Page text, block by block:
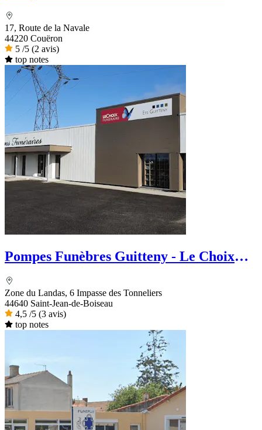
17, Route de la Navale
44220 Couëron
5 /5 (2 avis)
top notes
Pompes Funèbres Guitteny - Le Choix
Zone du Landas, 6 Impasse des Tonneliers
44640 Saint-Jean-de-Boiseau
4,5 /5 (3 avis)
top notes